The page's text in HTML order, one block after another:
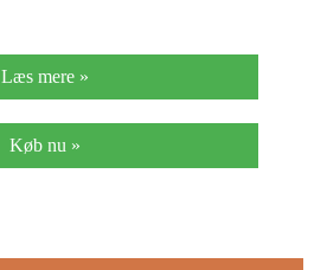
– 30 stk
Læs mere »
Køb nu »